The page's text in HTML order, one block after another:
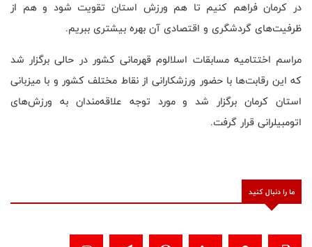
در کرمان فراهم کنیم تا هم ورزش استان تقویت شود و هم از
ظرفیت‌های گردشگری و اقتصادی آن بهره بیشتری ببریم.
مراسم اختتامیه مسابقات اسلالوم قهرمانی کشور در حالی برگزار شد
که این رقابت‌ها با حضور ورزشکارانی از نقاط مختلف کشور و با میزبانی
استان کرمان برگزار شد و مورد توجه علاقه‌مندان به ورزش‌های
اتومبیلرانی قرار گرفت.
ما را دنبال کنید